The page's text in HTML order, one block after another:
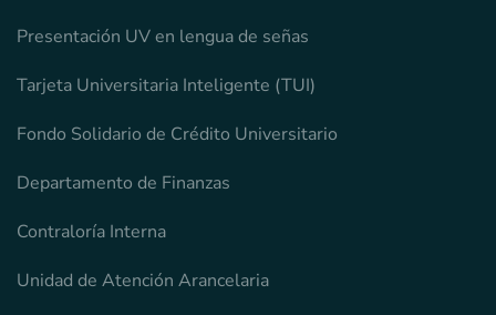
Presentación UV en lengua de señas
Tarjeta Universitaria Inteligente (TUI)
Fondo Solidario de Crédito Universitario
Departamento de Finanzas
Contraloría Interna
Unidad de Atención Arancelaria